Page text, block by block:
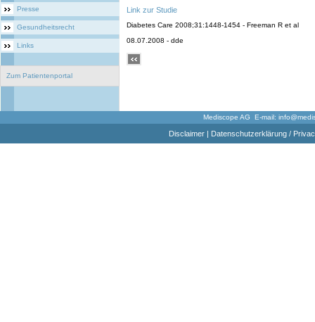
Presse
Gesundheitsrecht
Links
Zum Patientenportal
Link zur Studie
Diabetes Care 2008;31:1448-1454 - Freeman R et al
08.07.2008 - dde
Mediscope AG E-mail:
Disclaimer| Datenschutzerklärung /